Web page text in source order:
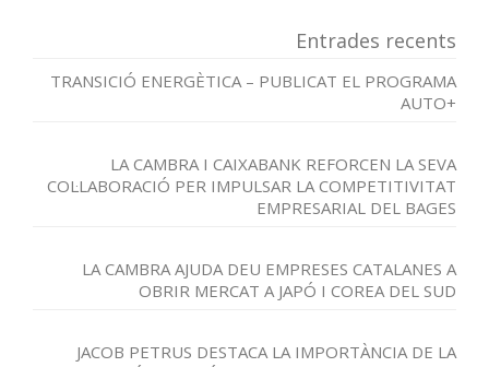
Entrades recents
TRANSICIÓ ENERGÈTICA – PUBLICAT EL PROGRAMA
AUTO+
LA CAMBRA I CAIXABANK REFORCEN LA SEVA
COL·LABORACIÓ PER IMPULSAR LA COMPETITIVITAT
EMPRESARIAL DEL BAGES
LA CAMBRA AJUDA DEU EMPRESES CATALANES A
OBRIR MERCAT A JAPÓ I COREA DEL SUD
JACOB PETRUS DESTACA LA IMPORTÀNCIA DE LA